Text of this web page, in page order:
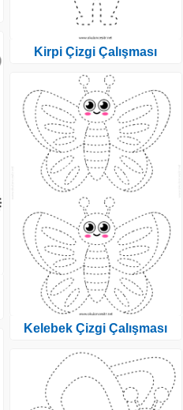
Kirpi Çizgi Çalışması
Kelebek Çizgi Çalışması